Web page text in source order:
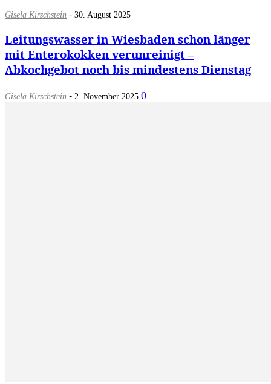
Gisela Kirschstein - 30. August 2025
Leitungswasser in Wiesbaden schon länger
mit Enterokokken verunreinigt –
Abkochgebot noch bis mindestens Dienstag
Gisela Kirschstein - 2. November 2025 0